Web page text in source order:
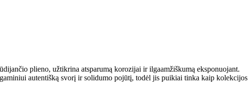
plieno, užtikrina atsparumą korozijai ir ilgaamžiškumą eksponuojant.
autentišką svorį ir solidumo pojūtį, todėl jis puikiai tinka kaip kolekcijos